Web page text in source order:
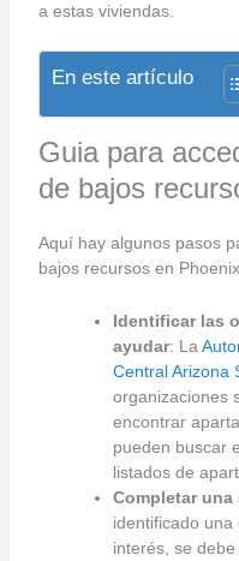
a estas viviendas.
En este artículo
Guia para
de bajos
Aquí hay algunos pasos
bajos recursos en
Identificar las
ayudar: La
Central Arizona
organizaciones
encontrar
pueden buscar
listados de
Completar
identificado
interés, se